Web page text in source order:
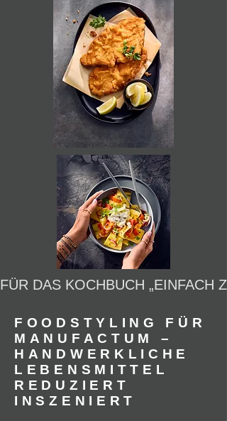
FÜR DAS KOCHBUCH „EINFACH
FOODSTYLING FÜR
MANUFACTUM –
HANDWERKLICHE
LEBENSMITTEL
REDUZIERT
INSZENIERT